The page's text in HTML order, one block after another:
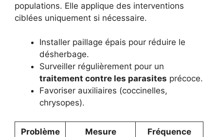
populations. Elle applique des interventions
ciblées uniquement si nécessaire.
Installer paillage épais pour réduire le
désherbage.
Surveiller régulièrement pour un
traitement contre les parasites précoce.
Favoriser auxiliaires (coccinelles,
chrysopes).
Problème Mesure Fréquence